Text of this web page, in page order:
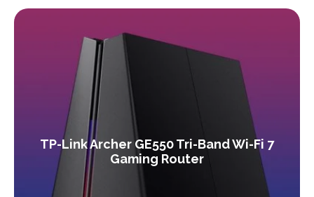
TP-Link Archer GE550 Tri-Band Wi-Fi 7
Gaming Router